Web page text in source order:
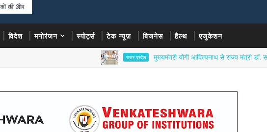
विदेश मनोरंजन स्पोर्ट्स टेक न्यूज़ बिजनेस हैल्थ एजुकेशन
उत्तर प्रदेश मुख्यमंत्री योगी आदित्यनाथ से राज्य मंत्री डॉ. सोमेंद्र तोमर